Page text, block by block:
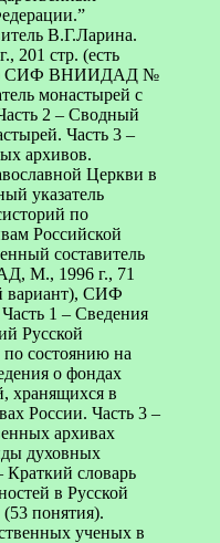
В.Г.Ларина.
стр. (есть
СИФ ВНИИДАД №
монастырей с
2 – Сводный
Часть 3 –
архивов.
Церкви в
указатель
по
Российской
составитель
М., 1996 г., 71
вариант), СИФ
1 – Сведения
Русской
состоянию на
о фондах
хранящихся в
России. Часть 3 –
архивах
духовных
Краткий словарь
в Русской
понятия).
ученых в